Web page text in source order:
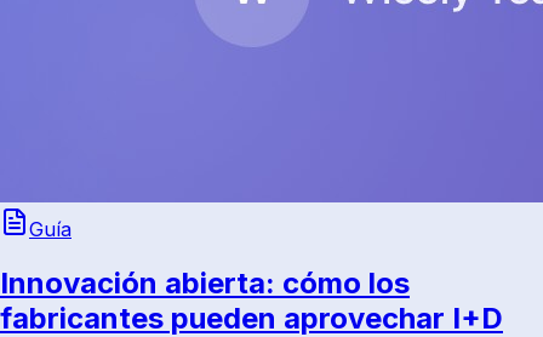
Guía
Innovación abierta: cómo los
fabricantes pueden aprovechar I+D